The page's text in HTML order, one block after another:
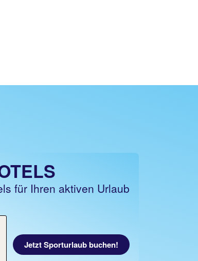
für Ihren aktiven Urlaub
Jetzt Sporturlaub buchen!